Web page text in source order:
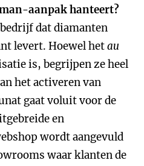
aanpak hanteert?
dat diamanten
levert. Hoewel hetau
is, begrijpen ze heel
het activeren van
gaat voluit voor de
en
wordt aangevuld
waar klanten de